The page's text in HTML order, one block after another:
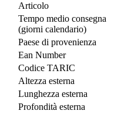
Articolo
Tempo medio consegna
(giorni calendario)
Paese di provenienza
Ean Number
Codice TARIC
Altezza esterna
Lunghezza esterna
Profondità esterna